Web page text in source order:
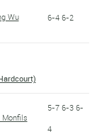
Wu 6-4 6-2
Monfils
5-7 6-3 6-
4